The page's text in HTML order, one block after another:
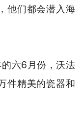
他们都会潜入海
六6月份，沃法
件精美的瓷器和